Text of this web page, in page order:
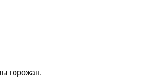
горожан.